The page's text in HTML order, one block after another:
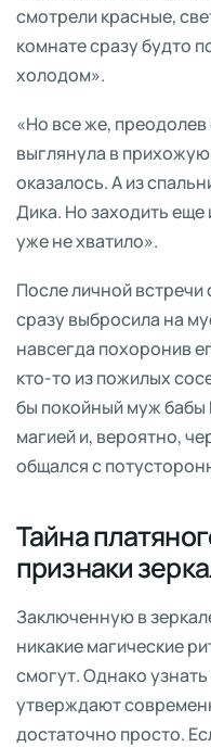
смотрели красные,
комнате сразу будто
холодом».
«Но все же, преодолев
выглянула в
оказалось. А из
Дика. Но заходить еще
уже не хватило».
После личной встречи
сразу выбросила на
навсегда похоронив
кто-то из пожилых
бы покойный муж бабы
магией и, вероятно,
общался с
Тайна
признаки
Заключенную в
никакие магические
смогут. Однако узнать
утверждают
достаточно просто.